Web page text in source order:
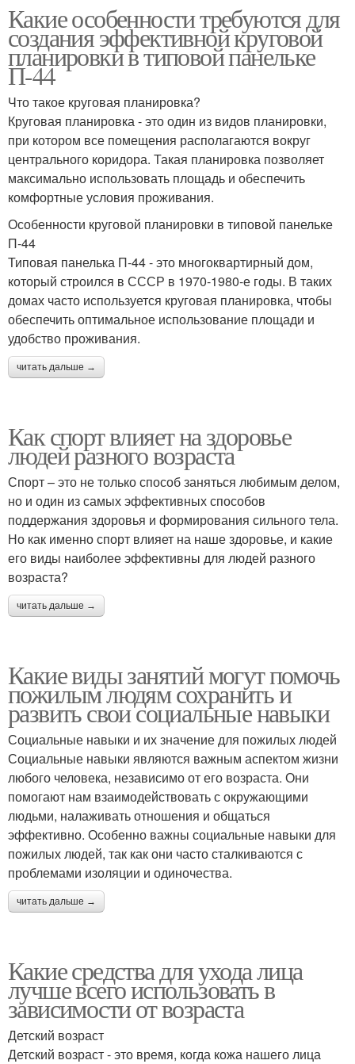
Какие особенности требуются для
создания эффективной круговой
планировки в типовой панельке
П-44
Что такое круговая планировка?
Круговая планировка - это один из видов планировки,
при котором все помещения располагаются вокруг
центрального коридора. Такая планировка позволяет
максимально использовать площадь и обеспечить
комфортные условия проживания.
Особенности круговой планировки в типовой панельке
П-44
Типовая панелька П-44 - это многоквартирный дом,
который строился в СССР в 1970-1980-е годы. В таких
домах часто используется круговая планировка, чтобы
обеспечить оптимальное использование площади и
удобство проживания.
читать дальше →
Как спорт влияет на здоровье
людей разного возраста
Спорт – это не только способ заняться любимым делом,
но и один из самых эффективных способов
поддержания здоровья и формирования сильного тела.
Но как именно спорт влияет на наше здоровье, и какие
его виды наиболее эффективны для людей разного
возраста?
читать дальше →
Какие виды занятий могут помочь
пожилым людям сохранить и
развить свои социальные навыки
Социальные навыки и их значение для пожилых людей
Социальные навыки являются важным аспектом жизни
любого человека, независимо от его возраста. Они
помогают нам взаимодействовать с окружающими
людьми, налаживать отношения и общаться
эффективно. Особенно важны социальные навыки для
пожилых людей, так как они часто сталкиваются с
проблемами изоляции и одиночества.
читать дальше →
Какие средства для ухода лица
лучше всего использовать в
зависимости от возраста
Детский возраст
Детский возраст - это время, когда кожа нашего лица